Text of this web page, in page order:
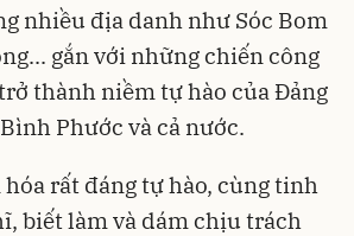
nhiều địa danh như Sóc Bom
gắn với những chiến công
thành niềm tự hào của Đảng
Phước và cả nước.
rất đáng tự hào, cùng tinh
biết làm và dám chịu trách